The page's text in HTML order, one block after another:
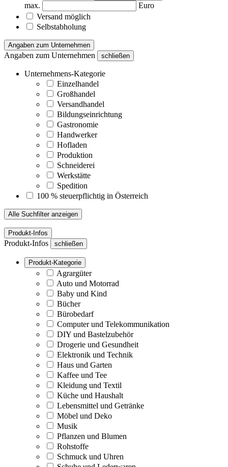
max.
Euro
Versand möglich
Selbstabholung
Angaben zum Unternehmen
Angaben zum Unternehmen schließen
Unternehmens-Kategorie
Einzelhandel
Großhandel
Versandhandel
Bildungseinrichtung
Gastronomie
Handwerker
Hofladen
Produktion
Schneiderei
Werkstätte
Spedition
100 % steuerpflichtig in Österreich
Alle Suchfilter anzeigen
Produkt-Infos
Produkt-Infos schließen
Produkt-Kategorie
Agrargüter
Auto und Motorrad
Baby und Kind
Bücher
Bürobedarf
Computer und Telekommunikation
DIY und Bastelzubehör
Drogerie und Gesundheit
Elektronik und Technik
Haus und Garten
Kaffee und Tee
Kleidung und Textil
Küche und Haushalt
Lebensmittel und Getränke
Möbel und Deko
Musik
Pflanzen und Blumen
Rohstoffe
Schmuck und Uhren